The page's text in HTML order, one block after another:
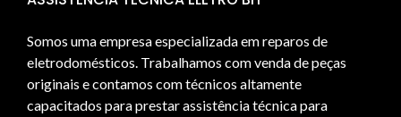
Somos uma empresa especializada em reparos de
eletrodomésticos. Trabalhamos com venda de peças
originais e contamos com técnicos altamente
capacitados para prestar assistência técnica para